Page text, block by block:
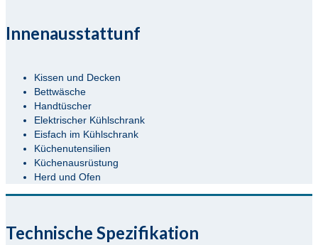
Innenausstattunf
Kissen und Decken
Bettwäsche
Handtüscher
Elektrischer Kühlschrank
Eisfach im Kühlschrank
Küchenutensilien
Küchenausrüstung
Herd und Ofen
Technische Spezifikation